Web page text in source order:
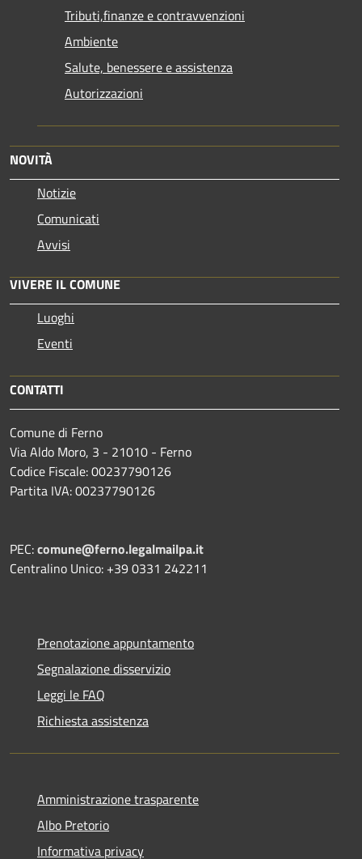
Tributi,finanze e contravvenzioni
Ambiente
Salute, benessere e assistenza
Autorizzazioni
NOVITÀ
Notizie
Comunicati
Avvisi
VIVERE IL COMUNE
Luoghi
Eventi
CONTATTI
Comune di Ferno
Via Aldo Moro, 3 - 21010 - Ferno
Codice Fiscale: 00237790126
Partita IVA: 00237790126
PEC:comune@ferno.legalmailpa.it
Centralino Unico: +39 0331 242211
Prenotazione appuntamento
Segnalazione disservizio
Leggi le FAQ
Richiesta assistenza
Amministrazione trasparente
Albo Pretorio
Informativa privacy